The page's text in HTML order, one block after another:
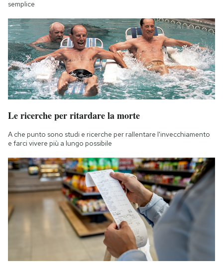
semplice
Le ricerche per ritardare la morte
A che punto sono studi e ricerche per rallentare l'invecchiamento
e farci vivere più a lungo possibile